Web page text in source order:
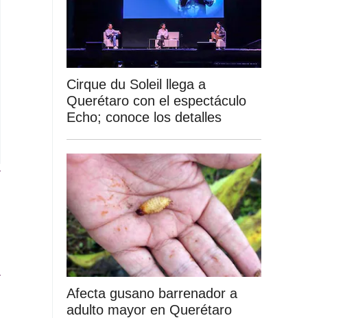
Cirque du Soleil llega a
Querétaro con el espectáculo
Echo; conoce los detalles
Afecta gusano barrenador a
adulto mayor en Querétaro